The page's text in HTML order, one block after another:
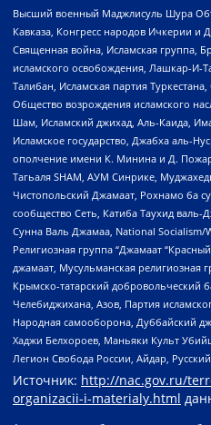
Высший военный Маджлисуль Шура
Кавказа, Конгресс народов Ичкерии и
Священная война, Исламская группа,
исламского освобождения, Лашкар-И-
Талибан, Исламская партия
Общество возрождения исламского
Шам, Исламский джихад, Аль-Каида,
Исламское государство, Джабха аль-
ополчение имени К. Минина и Д.
Тагьаля SHAM, АУМ Синрике,
Чистопольский Джамаат, Рохнамо ба
сообщество Сеть, Катиба Таухид
Сунна Валь Джамаа, National Socialism/
Религиозная группа “Джамаат
джамаат, Мусульманская религиозная
Крымско-татарский добровольческий
Челебиджихана, Азов, Партия
Народная самооборона, Дуббайский
Хаджи Белхороев, Маньяки Культ
Легион Свобода России, Айдар,
Источник: http://nac.gov.ru/
organizacii-i-materialy.html